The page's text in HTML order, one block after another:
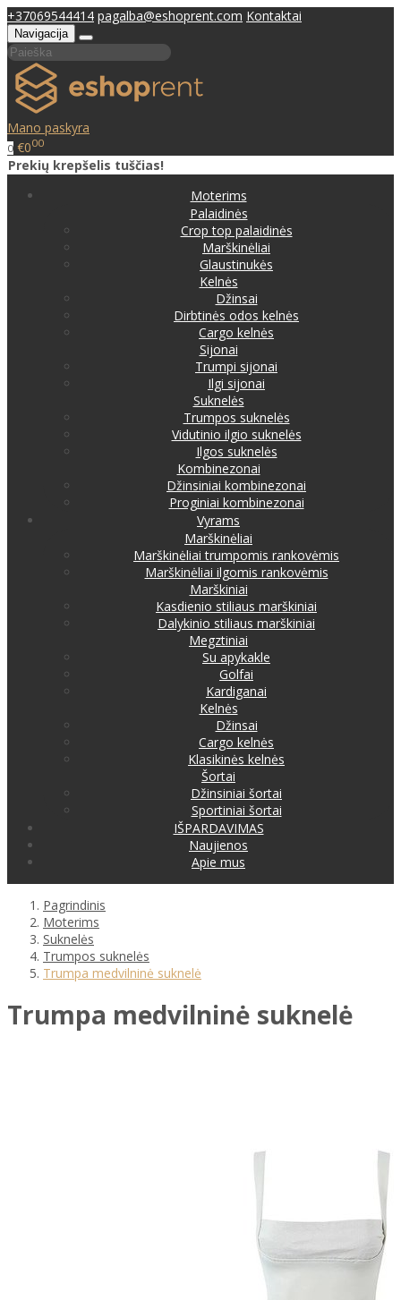
+37069544414 pagalba@eshoprent.com Kontaktai
Navigacija
Mano paskyra
0 €000
Prekių krepšelis tuščias!
Moterims
Palaidinės
Crop top palaidinės
Marškinėliai
Glaustinukės
Kelnės
Džinsai
Dirbtinės odos kelnės
Cargo kelnės
Sijonai
Trumpi sijonai
Ilgi sijonai
Suknelės
Trumpos suknelės
Vidutinio ilgio suknelės
Ilgos suknelės
Kombinezonai
Džinsiniai kombinezonai
Proginiai kombinezonai
Vyrams
Marškinėliai
Marškinėliai trumpomis rankovėmis
Marškinėliai ilgomis rankovėmis
Marškiniai
Kasdienio stiliaus marškiniai
Dalykinio stiliaus marškiniai
Megztiniai
Su apykakle
Golfai
Kardiganai
Kelnės
Džinsai
Cargo kelnės
Klasikinės kelnės
Šortai
Džinsiniai šortai
Sportiniai šortai
IŠPARDAVIMAS
Naujienos
Apie mus
Pagrindinis
Moterims
Suknelės
Trumpos suknelės
Trumpa medvilninė suknelė
Trumpa medvilninė suknelė